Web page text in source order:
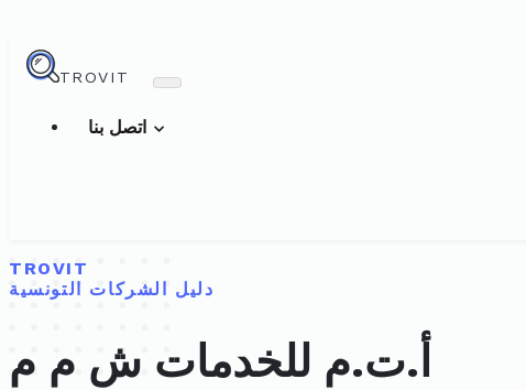
TROVIT
TROVIT
دليل الشركات التونسية
أ.ت.م للخدمات ش م م